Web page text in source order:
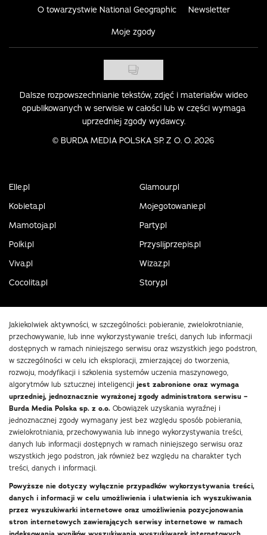
O towarzystwie National Geographic Newsletter
Moje zgody
Dalsze rozpowszechnianie tekstów, zdjęć i materiałów wideo
opublikowanych w serwisie w całości lub w części wymaga
uprzedniej zgody wydawcy.
© BURDA MEDIA POLSKA SP. Z O. O. 2026
Elle.pl
Glamour.pl
Kobieta.pl
Mojegotowanie.pl
Mamotoja.pl
Party.pl
Polki.pl
Przyslijprzepis.pl
Viva.pl
Wizaz.pl
Cocolita.pl
Story.pl
Jakiekolwiek aktywności, w szczególności: pobieranie, zwielokrotnianie,
przechowywanie, lub inne wykorzystywanie treści, danych lub informacji
dostępnych w ramach niniejszego serwisu oraz wszystkich jego podstron,
w szczególności w celu ich eksploracji, zmierzającej do tworzenia,
rozwoju, modyfikacji i szkolenia systemów uczenia maszynowego,
algorytmów lub sztucznej inteligencji jest zabronione oraz wymaga
uprzedniej, jednoznacznie wyrażonej zgody administratora serwisu –
Burda Media Polska sp. z o.o. Obowiązek uzyskania wyraźnej i
jednoznacznej zgody wymagany jest bez względu sposób pobierania,
zwielokrotniania, przechowywania lub innego wykorzystywania treści,
danych lub informacji dostępnych w ramach niniejszego serwisu oraz
wszystkich jego podstron, jak również bez względu na charakter tych
treści, danych i informacji.
Powyższe nie dotyczy wyłącznie przypadków wykorzystywania treści,
danych i informacji w celu umożliwienia i ułatwienia ich wyszukiwania
przez wyszukiwarki internetowe oraz umożliwienia pozycjonowania
stron internetowych zawierających serwisy internetowe w ramach